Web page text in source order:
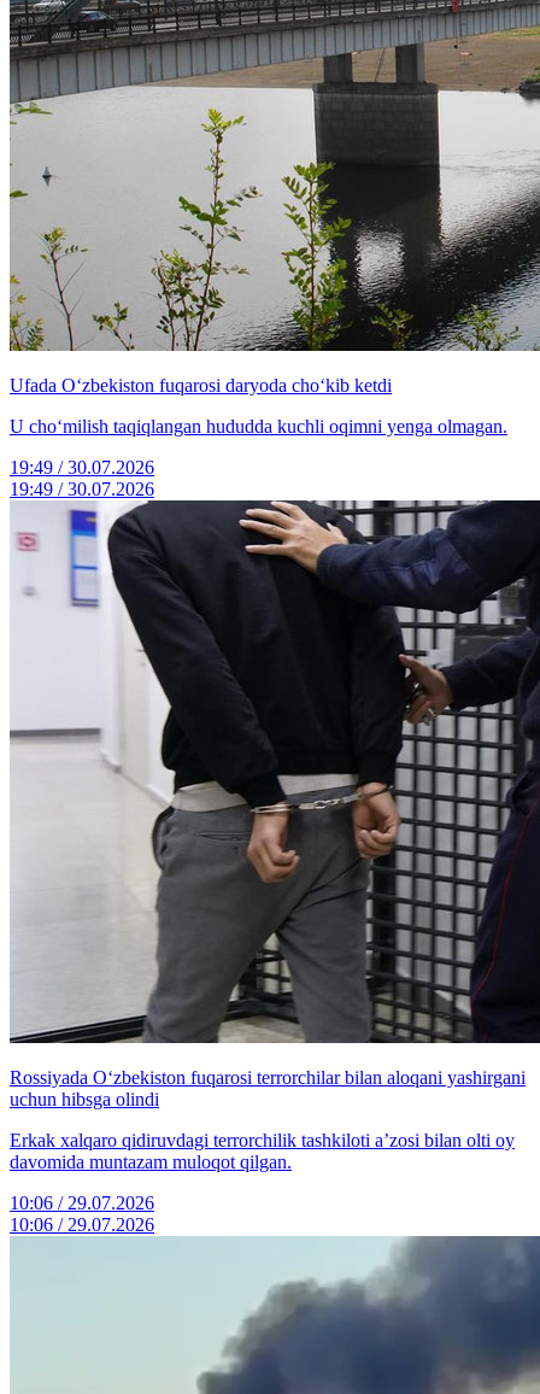
Ufada O‘zbekiston fuqarosi daryoda cho‘kib ketdi
U cho‘milish taqiqlangan hududda kuchli oqimni yenga olmagan.
19:49 / 30.07.2026
19:49 / 30.07.2026
Rossiyada O‘zbekiston fuqarosi terrorchilar bilan aloqani yashirgani
uchun hibsga olindi
Erkak xalqaro qidiruvdagi terrorchilik tashkiloti a’zosi bilan olti oy
davomida muntazam muloqot qilgan.
10:06 / 29.07.2026
10:06 / 29.07.2026